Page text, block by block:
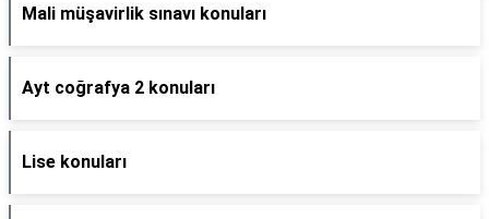
Mali müşavirlik sınavı konuları
Ayt coğrafya 2 konuları
Lise konuları